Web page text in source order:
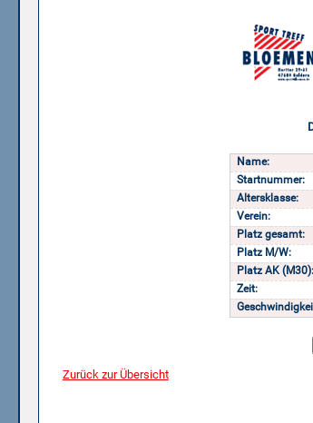
Name:
Startnummer:
Altersklasse:
Verein:
Platz gesamt:
Platz M/W:
Platz AK (M30):
Zeit:
Zurück zur Übersicht